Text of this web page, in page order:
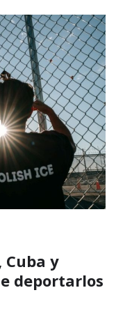
y
deportarlos